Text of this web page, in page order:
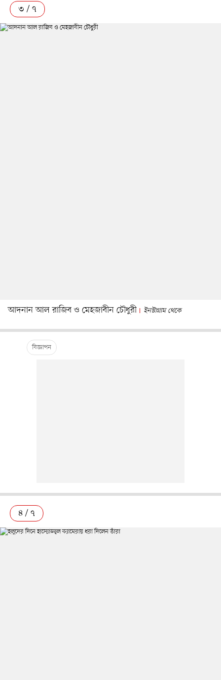
৩ / ৭
আদনান আল রাজিব ও মেহজাবীন চৌধুরী ইনস্টাগ্রাম থেকে
৪ / ৭